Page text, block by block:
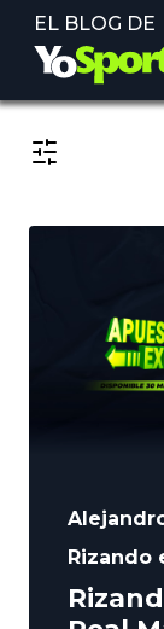
EL BLOG DE
Rizando